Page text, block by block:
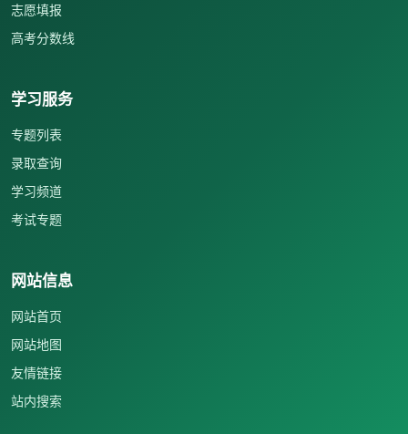
志愿填报
高考分数线
学习服务
专题列表
录取查询
学习频道
考试专题
网站信息
网站首页
网站地图
友情链接
站内搜索